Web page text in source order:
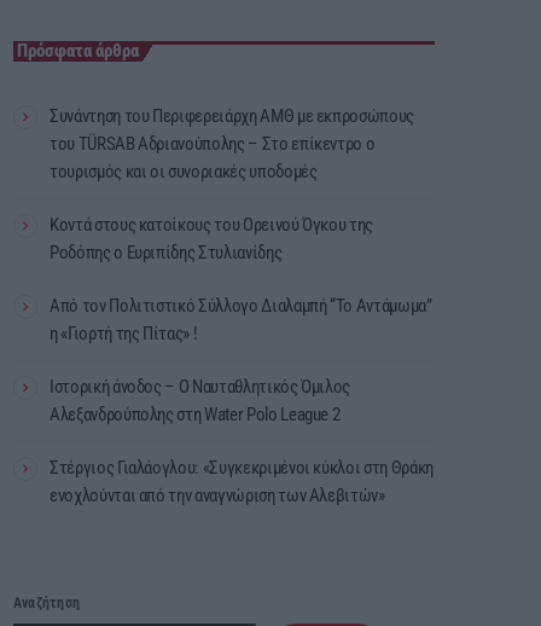
Πρόσφατα άρθρα
Συνάντηση του Περιφερειάρχη ΑΜΘ με εκπροσώπους
του TÜRSAB Αδριανούπολης – Στο επίκεντρο ο
τουρισμός και οι συνοριακές υποδομές
Κοντά στους κατοίκους του Ορεινού Όγκου της
Ροδόπης ο Ευριπίδης Στυλιανίδης
Από τον Πολιτιστικό Σύλλογο Διαλαμπή “Το Αντάμωμα”
η «Γιορτή της Πίτας» !
Ιστορική άνοδος – Ο Ναυταθλητικός Όμιλος
Αλεξανδρούπολης στη Water Polo League 2
Στέργιος Γιαλάογλου: «Συγκεκριμένοι κύκλοι στη Θράκη
ενοχλούνται από την αναγνώριση των Αλεβιτών»
Αναζήτηση